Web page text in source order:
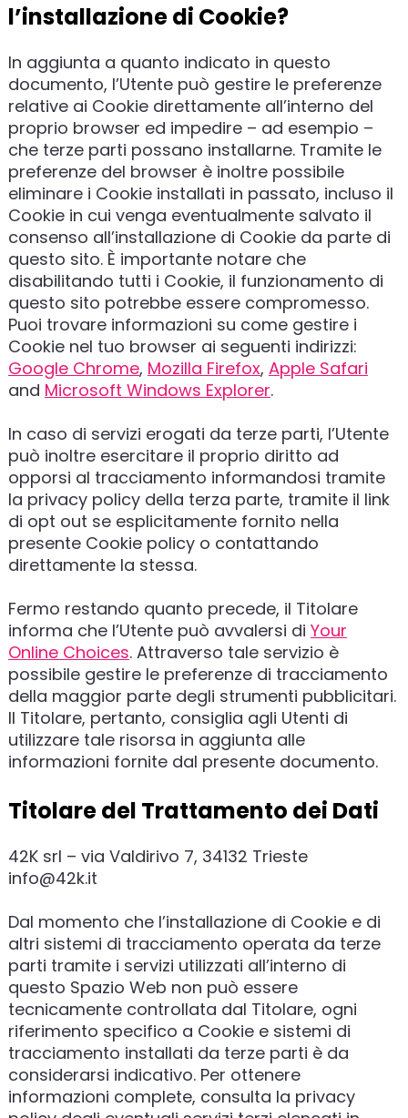
l’installazione di Cookie?
In aggiunta a quanto indicato in questo
documento, l’Utente può gestire le preferenze
relative ai Cookie direttamente all’interno del
proprio browser ed impedire – ad esempio –
che terze parti possano installarne. Tramite le
preferenze del browser è inoltre possibile
eliminare i Cookie installati in passato, incluso il
Cookie in cui venga eventualmente salvato il
consenso all’installazione di Cookie da parte di
questo sito. È importante notare che
disabilitando tutti i Cookie, il funzionamento di
questo sito potrebbe essere compromesso.
Puoi trovare informazioni su come gestire i
Cookie nel tuo browser ai seguenti indirizzi:
Google Chrome, Mozilla Firefox, Apple Safari
and Microsoft Windows Explorer.
In caso di servizi erogati da terze parti, l’Utente
può inoltre esercitare il proprio diritto ad
opporsi al tracciamento informandosi tramite
la privacy policy della terza parte, tramite il link
di opt out se esplicitamente fornito nella
presente Cookie policy o contattando
direttamente la stessa.
Fermo restando quanto precede, il Titolare
informa che l’Utente può avvalersi di Your
Online Choices. Attraverso tale servizio è
possibile gestire le preferenze di tracciamento
della maggior parte degli strumenti pubblicitari.
Il Titolare, pertanto, consiglia agli Utenti di
utilizzare tale risorsa in aggiunta alle
informazioni fornite dal presente documento.
Titolare del Trattamento dei Dati
42K srl – via Valdirivo 7, 34132 Trieste
info@42k.it
Dal momento che l’installazione di Cookie e di
altri sistemi di tracciamento operata da terze
parti tramite i servizi utilizzati all’interno di
questo Spazio Web non può essere
tecnicamente controllata dal Titolare, ogni
riferimento specifico a Cookie e sistemi di
tracciamento installati da terze parti è da
considerarsi indicativo. Per ottenere
informazioni complete, consulta la privacy